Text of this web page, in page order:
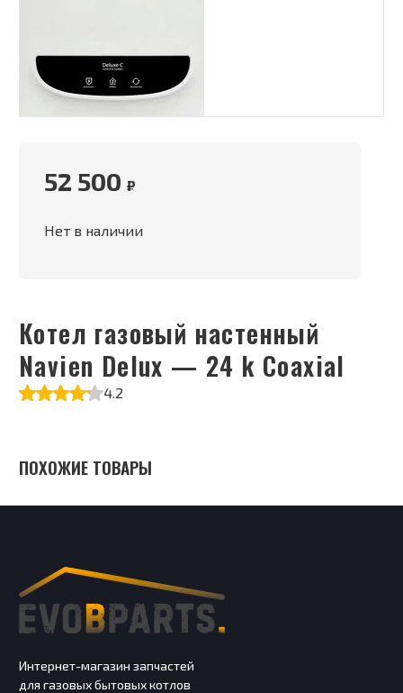
Котел газовый настенный
Navien Delux — 24 k Coaxial
4.2
52 500 ₽
Нет в наличии
ПОХОЖИЕ ТОВАРЫ
Интернет-магазин запчастей
для газовых бытовых котлов